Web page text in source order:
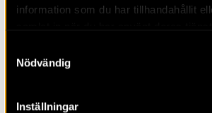
information som du har tillhandahållit
Nödvändig
Inställningar